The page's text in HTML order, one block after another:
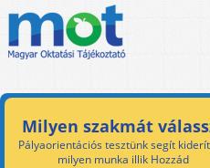
Milyen szakmát
Pályaorientációs tesztünk segít
milyen munka illik Hozzád